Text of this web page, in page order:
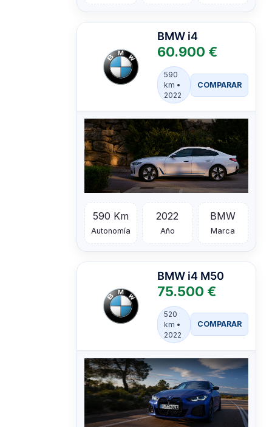
BMW i4
60.900 €
590
km •
2022
COMPARAR
590 Km
Autonomía
2022
Año
BMW
Marca
BMW i4 M50
75.500 €
520
km •
2022
COMPARAR